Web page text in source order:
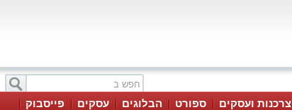
צרכנות ועסקים ספורט הבלוגים עסקים
פייסבוק